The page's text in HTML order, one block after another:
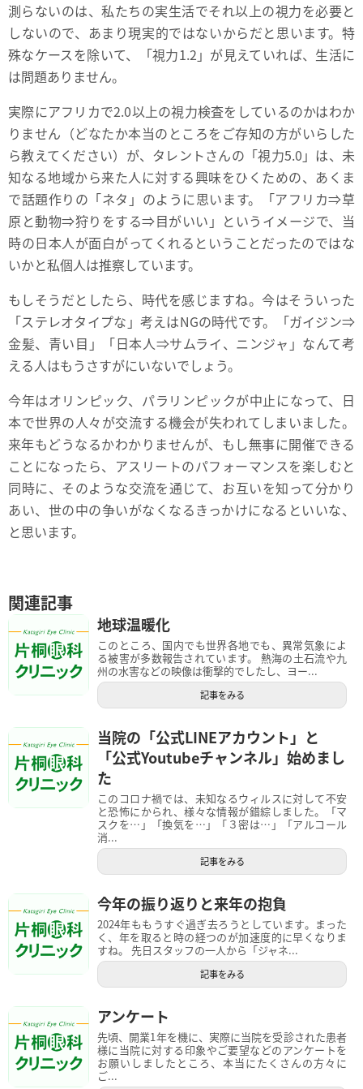
測らないのは、私たちの実生活でそれ以上の視力を必要と
しないので、あまり現実的ではないからだと思います。特
殊なケースを除いて、「視力1.2」が見えていれば、生活に
は問題ありません。
実際にアフリカで2.0以上の視力検査をしているのかはわか
りません（どなたか本当のところをご存知の方がいらした
ら教えてください）が、タレントさんの「視力5.0」は、未
知なる地域から来た人に対する興味をひくための、あくま
で話題作りの「ネタ」のように思います。「アフリカ⇒草
原と動物⇒狩りをする⇒目がいい」というイメージで、当
時の日本人が面白がってくれるということだったのではな
いかと私個人は推察しています。
もしそうだとしたら、時代を感じますね。今はそういった
「ステレオタイプな」考えはNGの時代です。「ガイジン⇒
金髪、青い目」「日本人⇒サムライ、ニンジャ」なんて考
える人はもうさすがにいないでしょう。
今年はオリンピック、パラリンピックが中止になって、日
本で世界の人々が交流する機会が失われてしまいました。
来年もどうなるかわかりませんが、もし無事に開催できる
ことになったら、アスリートのパフォーマンスを楽しむと
同時に、そのような交流を通じて、お互いを知って分かり
あい、世の中の争いがなくなるきっかけになるといいな、
と思います。
関連記事
地球温暖化
このところ、国内でも世界各地でも、異常気象によ
る被害が多数報告されています。 熱海の土石流や九
州の水害などの映像は衝撃的でしたし、ヨー...
記事をみる
当院の「公式LINEアカウント」と
「公式Youtubeチャンネル」始めまし
た
このコロナ禍では、未知なるウィルスに対して不安
と恐怖にかられ、様々な情報が錯綜しました。「マ
スクを…」「換気を…」「３密は…」「アルコール
消...
記事をみる
今年の振り返りと来年の抱負
2024年ももうすぐ過ぎ去ろうとしています。まった
く、年を取ると時の経つのが加速度的に早くなりま
すね。 先日スタッフの一人から「ジャネ...
記事をみる
アンケート
先頃、開業1年を機に、実際に当院を受診された患者
様に当院に対する印象やご要望などのアンケートを
お願いしましたところ、本当にたくさんの方々に
ご...